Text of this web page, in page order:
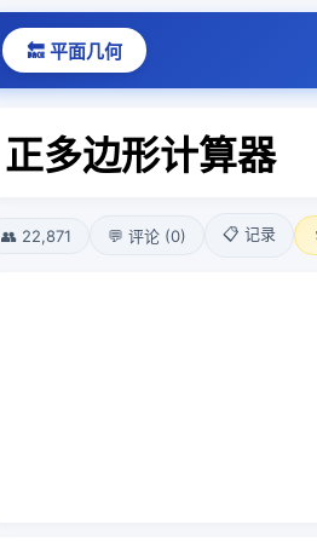
🔙 平面几何
正多边形计算器
👥 22,871 💬 评论 (0) 📋 记录